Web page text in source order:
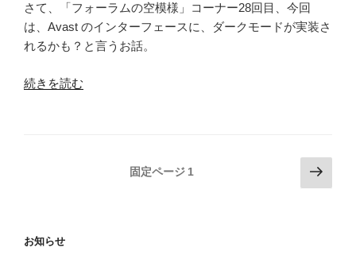
22.5
に
お
る
に
さて、「フォーラムの空模様」コーナー28回目、今回
は、Avast のインターフェースに、ダークモードが実装さ
れるかも？と言うお話。
“フ
様
続きを読む
ペ
固定ページ 1
次
の
お知らせ